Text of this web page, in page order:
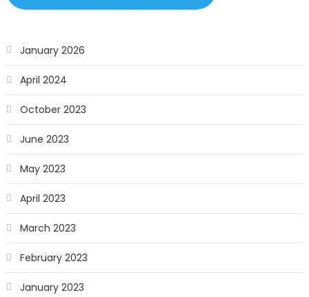
January 2026
April 2024
October 2023
June 2023
May 2023
April 2023
March 2023
February 2023
January 2023